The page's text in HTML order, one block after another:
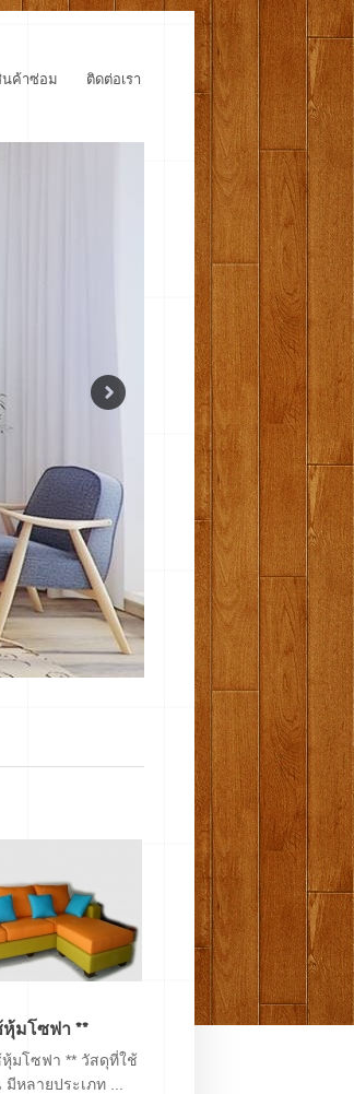
นค้าซ่อม ติดต่อเรา
มโซฟา **
มโซฟา ** วัสดุที่ใช้
หลายประเภท ...